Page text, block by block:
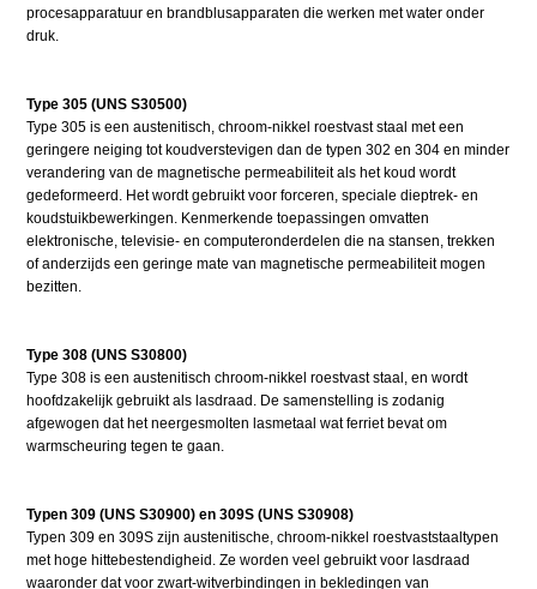
procesapparatuur en brandblusapparaten die werken met water onder
druk.
Type 305 (UNS S30500)
Type 305 is een austenitisch, chroom-nikkel roestvast staal met een
geringere neiging tot koudverstevigen dan de typen 302 en 304 en minder
verandering van de magnetische permeabiliteit als het koud wordt
gedeformeerd. Het wordt gebruikt voor forceren, speciale dieptrek- en
koudstuikbewerkingen. Kenmerkende toepassingen omvatten
elektronische, televisie- en computeronderdelen die na stansen, trekken
of anderzijds een geringe mate van magnetische permeabiliteit mogen
bezitten.
Type 308 (UNS S30800)
Type 308 is een austenitisch chroom-nikkel roestvast staal, en wordt
hoofdzakelijk gebruikt als lasdraad. De samenstelling is zodanig
afgewogen dat het neergesmolten lasmetaal wat ferriet bevat om
warmscheuring tegen te gaan.
Typen 309 (UNS S30900) en 309S (UNS S30908)
Typen 309 en 309S zijn austenitische, chroom-nikkel roestvaststaaltypen
met hoge hittebestendigheid. Ze worden veel gebruikt voor lasdraad
waaronder dat voor zwart-witverbindingen in bekledingen van